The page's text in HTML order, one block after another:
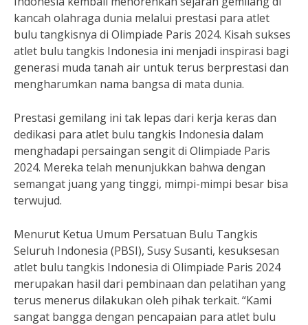
kancah olahraga dunia melalui prestasi para atlet
bulu tangkisnya di Olimpiade Paris 2024. Kisah sukses
atlet bulu tangkis Indonesia ini menjadi inspirasi bagi
generasi muda tanah air untuk terus berprestasi dan
mengharumkan nama bangsa di mata dunia.
Prestasi gemilang ini tak lepas dari kerja keras dan
dedikasi para atlet bulu tangkis Indonesia dalam
menghadapi persaingan sengit di Olimpiade Paris
2024. Mereka telah menunjukkan bahwa dengan
semangat juang yang tinggi, mimpi-mimpi besar bisa
terwujud.
Menurut Ketua Umum Persatuan Bulu Tangkis
Seluruh Indonesia (PBSI), Susy Susanti, kesuksesan
atlet bulu tangkis Indonesia di Olimpiade Paris 2024
merupakan hasil dari pembinaan dan pelatihan yang
terus menerus dilakukan oleh pihak terkait. “Kami
sangat bangga dengan pencapaian para atlet bulu